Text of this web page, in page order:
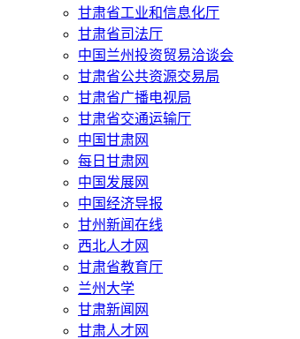
甘肃省工业和信息化厅
甘肃省司法厅
中国兰州投资贸易洽谈会
甘肃省公共资源交易局
甘肃省广播电视局
甘肃省交通运输厅
中国甘肃网
每日甘肃网
中国发展网
中国经济导报
甘州新闻在线
西北人才网
甘肃省教育厅
兰州大学
甘肃新闻网
甘肃人才网